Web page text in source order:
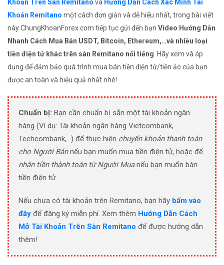
Khoản Trên Sàn Remitano và Hướng Dẫn Cách Xác Minh Tài
Khoản Remitano một cách đơn giản và dễ hiểu nhất, trong bài viết
này ChungKhoanForex.com tiếp tục gửi đến bạn Video Hướng Dẫn
Nhanh Cách Mua Bán USDT, Bitcoin, Ethereum,…và nhiều loại
tiền điện tử khác trên sàn Remitano nổi tiếng . Hãy xem và áp
dụng để đảm bảo quá trình mua bán tiền điện tử/tiền ảo của bạn
được an toàn và hiệu quả nhất nhé!
Chuẩn bị: Bạn cần chuẩn bị sẵn một tài khoản ngân
hàng (Ví dụ: Tài khoản ngân hàng Vietcombank,
Techcombank,…) để thực hiện chuyển khoản thanh toán
cho Người Bánnếu bạn muốn mua tiền điện tử, hoặc để
nhận tiền thành toán từ Người Muanếu bạn muốn bán
tiền điện tử.
Nếu chưa có tài khoản trên Remitano, bạn hãy bấm vào
đây để đăng ký miễn phí. Xem thêm Hướng Dẫn Cách
Mở Tài Khoản Trên Sàn Remitano để được hướng dẫn
thêm!